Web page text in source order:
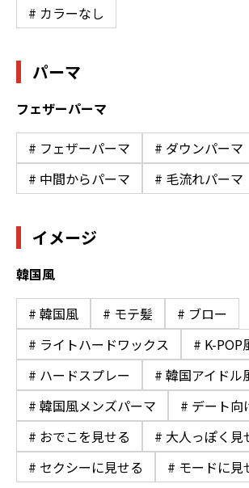
# カラーなし
パーマ
フェザーパーマ
# フェザーパーマ
# ダウンパーマ
# 中間からパーマ
# 毛流れパーマ
イメージ
韓国風
# 韓国風 # モテ髪
# ブロー
# ライトハードワックス
# K-POP
# ハードスプレー
# 韓国アイドル
# 韓国風メンズパーマ
# デート向
# おでこを見せる
# 大人っぽく見
# セクシーに見せる
# モードに見